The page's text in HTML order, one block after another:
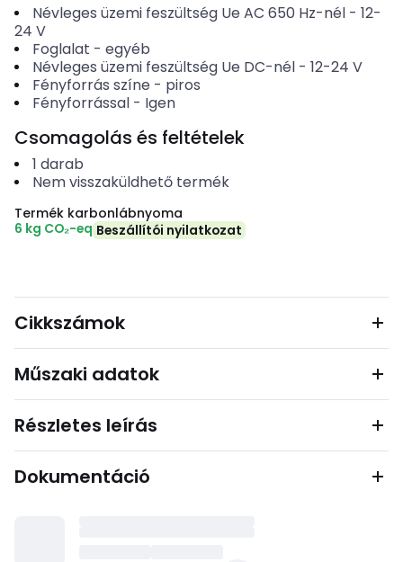
Névleges üzemi feszültség Ue AC 650 Hz-nél- 12-
24 V
Foglalat - egyéb
Névleges üzemi feszültség Ue DC-nél- 12-24 V
Fényforrás színe - piros
Fényforrással- Igen
Csomagolás és feltételek
1 darab
Nem visszaküldhető termék
Termék karbonlábnyoma
6 kg CO₂-eq Beszállítói nyilatkozat
Cikkszámok
Műszaki adatok
Részletes leírás
Dokumentáció